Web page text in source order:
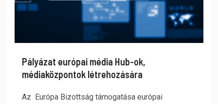
Pályázat európai média Hub-ok,
médiaközpontok létrehozására
Az Európa Bizottság támogatása európai